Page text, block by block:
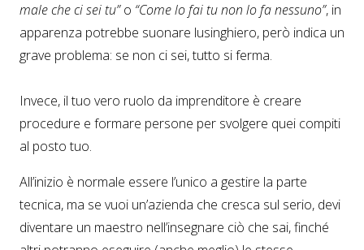
male che ci sei tu”o “Come lo fai tu non lo fa nessuno”, in
apparenza potrebbe suonare lusinghiero, però indica un
grave problema: se non ci sei, tutto si ferma.
Invece, il tuo vero ruolo da imprenditore è creare
procedure e formare persone per svolgere quei compiti
al posto tuo.
All’inizio è normale essere l’unico a gestire la parte
tecnica, ma se vuoi un’azienda che cresca sul serio, devi
diventare un maestro nell’insegnare ciò che sai, finché